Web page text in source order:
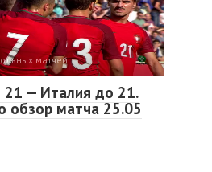
матчей
21 — Италия до 21.
обзор матча 25.05